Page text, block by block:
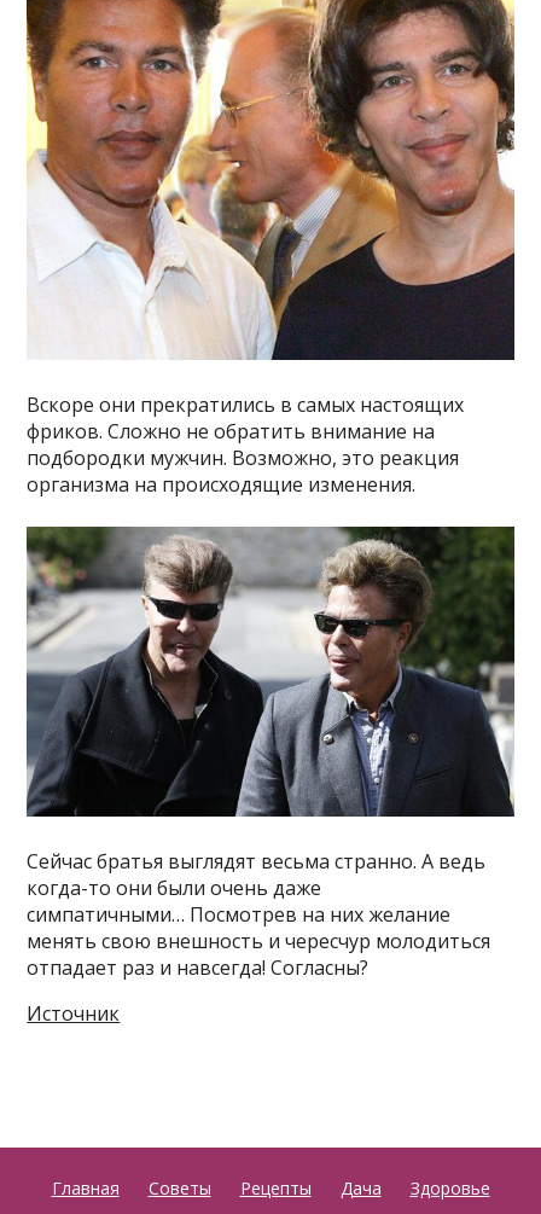
Вскоре они прекратились в самых настоящих
фриков. Сложно не обратить внимание на
подбородки мужчин. Возможно, это реакция
организма на происходящие изменения.
Сейчас братья выглядят весьма странно. А ведь
когда-то они были очень даже
симпатичными… Посмотрев на них желание
менять свою внешность и чересчур молодиться
отпадает раз и навсегда! Согласны?
Источник
Главная Советы Рецепты Дача
Здоровье